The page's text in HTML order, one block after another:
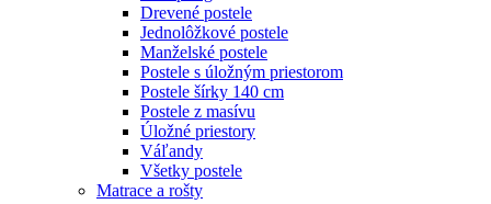
Drevené postele
Jednolôžkové postele
Manželské postele
Postele s úložným priestorom
Postele šírky 140 cm
Postele z masívu
Úložné priestory
Váľandy
Všetky postele
Matrace a rošty